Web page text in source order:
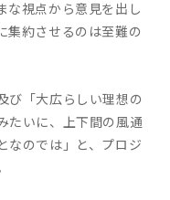
な視点から意見を出し
集約させるのは至難の
び「大広らしい理想の
たいに、上下間の風通
なのでは」と、プロジ